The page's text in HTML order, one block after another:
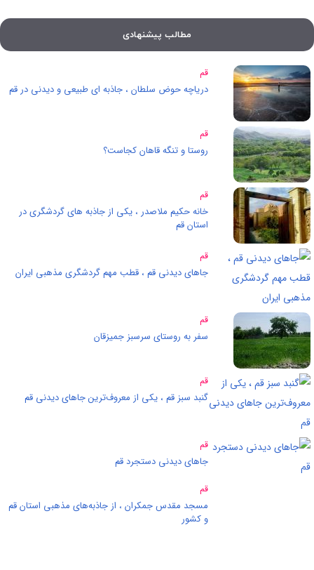
مطالب پیشنهادی
قم
دریاچه حوض سلطان ، جاذبه ای طبیعی و دیدنی در قم
قم
روستا و تنگه قاهان کجاست؟
قم
خانه حکیم ملاصدر ، یکی از جاذبه های گردشگری در
استان قم
قم
جاهای دیدنی قم ، قطب مهم گردشگری مذهبی ایران
قم
سفر به روستای سرسبز جمیزقان
قم
گنبد سبز قم ، یکی از معروف‌ترین جاهای دیدنی قم
قم
جاهای دیدنی دستجرد قم
قم
مسجد مقدس جمکران ، از جاذبه‌های مذهبی استان قم
و کشور